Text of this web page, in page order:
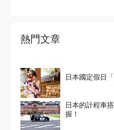
熱門文章
日本國定假日
日本的計程車
握！